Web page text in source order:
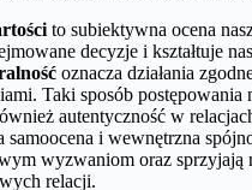
to subiektywna ocena
decyzje i kształtuje
oznacza działania
Taki sposób postępowania
autentyczność w
i wewnętrzna
wyzwaniom oraz sprzyjają
relacji.